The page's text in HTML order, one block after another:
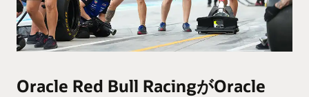
Oracle Red Bull RacingがOracle